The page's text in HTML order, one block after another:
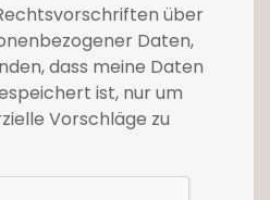
kontaktieren Sie uns
über
Daten,
dass meine Daten
ist, nur um
Vorschläge zu